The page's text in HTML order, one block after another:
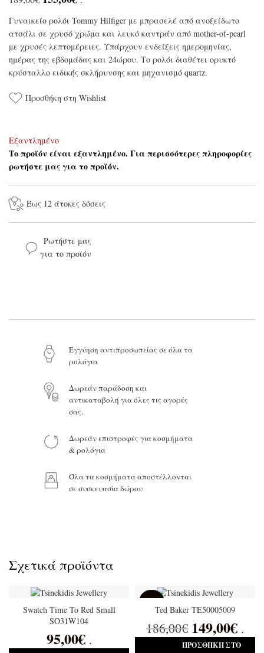
Γυναικείο ρολόι Tommy Hilfiger με μπρασελέ από ανοξείδωτο
ατσάλι σε χρυσό χρώμα και λευκό καντράν από mother-of-pearl
με χρυσές λεπτομέρειες. Υπάρχουν ενδείξεις ημερομηνίας,
ημέρας της εβδομάδας και 24ώρου. Το ρολόι διαθέτει ορυκτό
κρύσταλλο ειδικής σκλήρυνσης και μηχανισμό quartz.
Προσθήκη στη Wishlist
Εξαντλημένο
Το προϊόν είναι εξαντλημένο. Για περισσότερες πληροφορίες
ρωτήστε μας για το προϊόν.
Έως 12 άτοκες δόσεις
Ρωτήστε μας
για το προϊόν
Το μήνυμά σας
Eγγύηση αντιπροσωπείας σε όλα τα
ρολόγια
Δωρεάν παράδοση και
αντικαταβολή για όλες τις αγορές
σας.
Δωρεάν επιστροφές για κοσμήματα
& ρολόγια
Όλα τα κοσμήματα αποστέλλονται
σε συσκευασία δώρου
Σχετικά προϊόντα
Swatch Time To Red Small
SO31W104
95,00€ .
Ted Baker TE50005009
186,00€ 149,00€ .
ΠΡΟΣΘΉΚΗ ΣΤΟ